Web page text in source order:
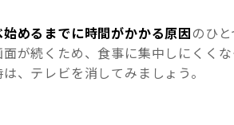
始めるまでに時間がかかる原因のひ
が続くため、食事に集中しにくくな
、テレビを消してみましょう。